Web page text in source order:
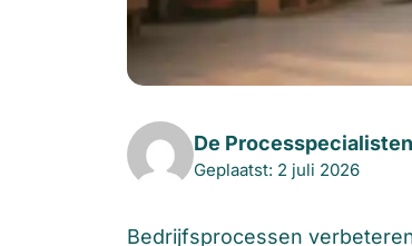
De Processpecialisten
Geplaatst: 2 juli 2026
Bedrijfsprocessen